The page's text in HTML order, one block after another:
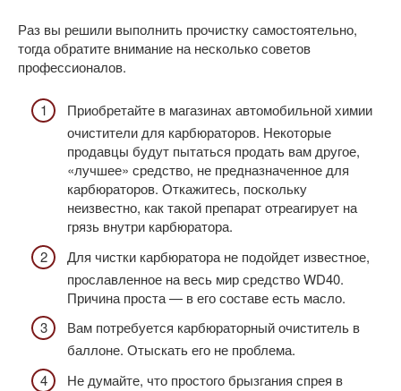
Раз вы решили выполнить прочистку самостоятельно,
тогда обратите внимание на несколько советов
профессионалов.
Приобретайте в магазинах автомобильной химии
очистители для карбюраторов. Некоторые
продавцы будут пытаться продать вам другое,
«лучшее» средство, не предназначенное для
карбюраторов. Откажитесь, поскольку
неизвестно, как такой препарат отреагирует на
грязь внутри карбюратора.
Для чистки карбюратора не подойдет известное,
прославленное на весь мир средство WD40.
Причина проста — в его составе есть масло.
Вам потребуется карбюраторный очиститель в
баллоне. Отыскать его не проблема.
Не думайте, что простого брызгания спрея в